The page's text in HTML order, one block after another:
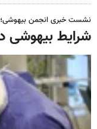
نشست خبری انجمن بیهوشی؛
شرایط بیهوشی